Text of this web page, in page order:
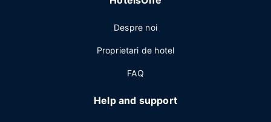
Despre noi
Proprietari de hotel
FAQ
Help and support